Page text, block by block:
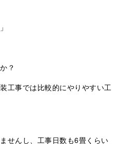
？
工事では比較的にやりやすい工
せんし、工事日数も6畳くらい